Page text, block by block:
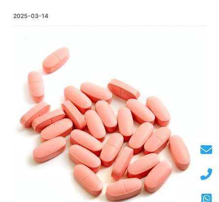
2025-03-14